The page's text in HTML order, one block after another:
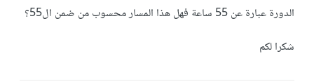
الدورة عبارة عن 55 ساعة فهل هذا المسار محسوب من ضمن ال55؟
شكرا لكم